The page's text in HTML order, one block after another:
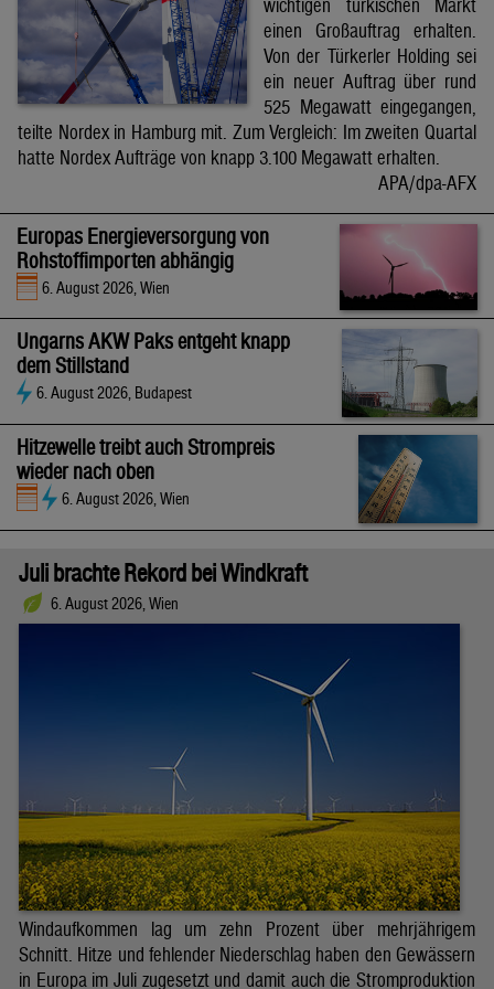
wichtigen türkischen Markt
einen Großauftrag erhalten.
Von der Türkerler Holding sei
ein neuer Auftrag über rund
525 Megawatt eingegangen,
teilte Nordex in Hamburg mit. Zum Vergleich: Im zweiten Quartal
hatte Nordex Aufträge von knapp 3.100 Megawatt erhalten.
APA/dpa-AFX
Europas Energieversorgung von
Rohstoffimporten abhängig
6. August 2026, Wien
Ungarns AKW Paks entgeht knapp
dem Stillstand
6. August 2026, Budapest
Hitzewelle treibt auch Strompreis
wieder nach oben
6. August 2026, Wien
Juli brachte Rekord bei Windkraft
6. August 2026, Wien
Windaufkommen lag um zehn Prozent über mehrjährigem
Schnitt. Hitze und fehlender Niederschlag haben den Gewässern
in Europa im Juli zugesetzt und damit auch die Stromproduktion